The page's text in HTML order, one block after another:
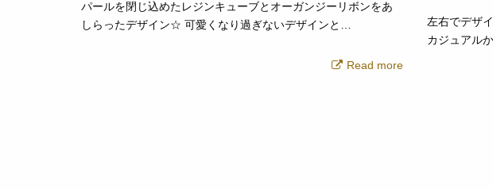
パールを閉じ込めたレジンキューブとオーガンジーリボンをあ
しらったデザイン☆ 可愛くなり過ぎないデザインと…
Read more
左右でデザ
カジュアル